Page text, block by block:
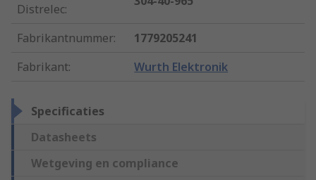
Distrelec:
Fabrikantnummer:
1779205241
Fabrikant: Wurth Elektronik
Specificaties
Datasheets
Wetgeving en compliance